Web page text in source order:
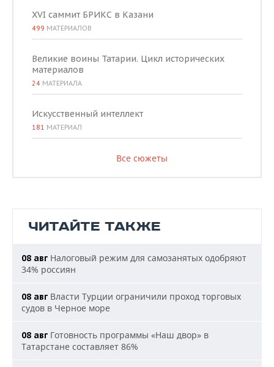
XVI саммит БРИКС в Казани
499 МАТЕРИАЛОВ
Великие воины Татарии. Цикл исторических
материалов
24 МАТЕРИАЛА
Искусственный интеллект
181 МАТЕРИАЛ
Все сюжеты
ЧИТАЙТЕ ТАКЖЕ
08 авг Налоговый режим для самозанятых одобряют
34% россиян
08 авг Власти Турции ограничили проход торговых
судов в Черное море
08 авг Готовность программы «Наш двор» в
Татарстане составляет 86%